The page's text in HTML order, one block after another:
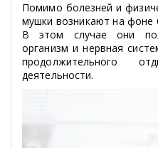
Помимо болезней и
мушки возникают на фоне
В этом случае они
организм и нервная
продолжительного
деятельности.